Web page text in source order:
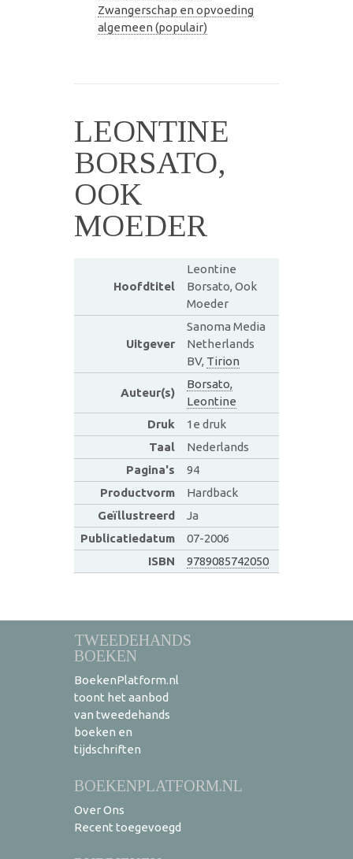
Zwangerschap en opvoeding
algemeen (populair)
LEONTINE
BORSATO,
OOK
MOEDER
Hoofdtitel
Leontine
Borsato, Ook
Moeder
Uitgever
Sanoma Media
Netherlands
BV, Tirion
Auteur(s)
Borsato,
Leontine
Druk
1e druk
Taal
Nederlands
Pagina's
94
Productvorm
Hardback
Geïllustreerd
Ja
Publicatiedatum
07-2006
ISBN
9789085742050
TWEEDEHANDS
BOEKEN
BoekenPlatform.nl
toont het aanbod
van tweedehands
boeken en
tijdschriften
BOEKENPLATFORM.NL
Over Ons
Recent toegevoegd